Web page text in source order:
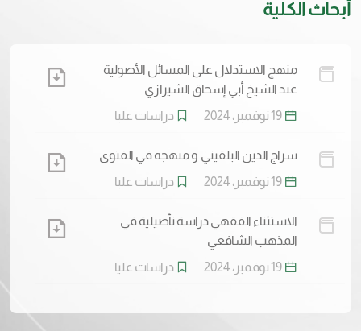
أبحاث الكلية
منهج الاستدلال على المسائل الأصولية
عند الشيخ أبي إسحاق الشيرازي
19 نوفمبر، 2024
دراسات عليا
سراج الدين البلقيني و منهجه في الفتوى
19 نوفمبر، 2024
دراسات عليا
الاستثناء الفقهي دراسة تأصيلية في
المذهب الشافعي
19 نوفمبر، 2024
دراسات عليا